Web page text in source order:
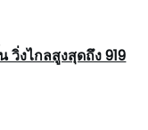
วิ่งไกลสูงสุดถึง 919